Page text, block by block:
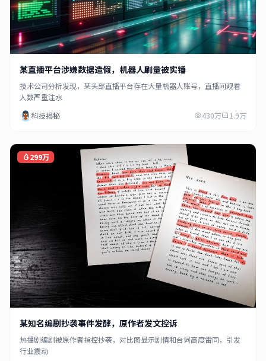
某直播平台涉嫌数据造假，机器人刷量被实锤
技术公司分析发现，某头部直播平台存在大量机器人账号，直播间观看
人数严重注水
科技揭秘
430万 1.9万
299万
某知名编剧抄袭事件发酵，原作者发文控诉
热播剧编剧被原作者指控抄袭，对比图显示剧情和台词高度雷同，引发
行业震动